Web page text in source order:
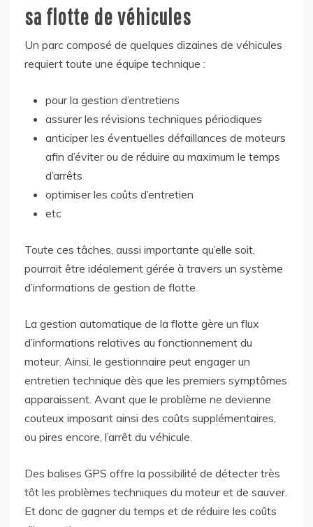
sa flotte de véhicules
Un parc composé de quelques dizaines de véhicules
requiert toute une équipe technique :
pour la gestion d’entretiens
assurer les révisions techniques périodiques
anticiper les éventuelles défaillances de moteurs
afin d’éviter ou de réduire au maximum le temps
d’arrêts
optimiser les coûts d’entretien
etc
Toute ces tâches, aussi importante qu’elle soit,
pourrait être idéalement gérée à travers un système
d’informations de gestion de flotte.
La gestion automatique de la flotte gère un flux
d’informations relatives au fonctionnement du
moteur. Ainsi, le gestionnaire peut engager un
entretien technique dès que les premiers symptômes
apparaissent. Avant que le problème ne devienne
couteux imposant ainsi des coûts supplémentaires,
ou pires encore, l’arrêt du véhicule.
Des balises GPS offre la possibilité de détecter très
tôt les problèmes techniques du moteur et de sauver.
Et donc de gagner du temps et de réduire les coûts